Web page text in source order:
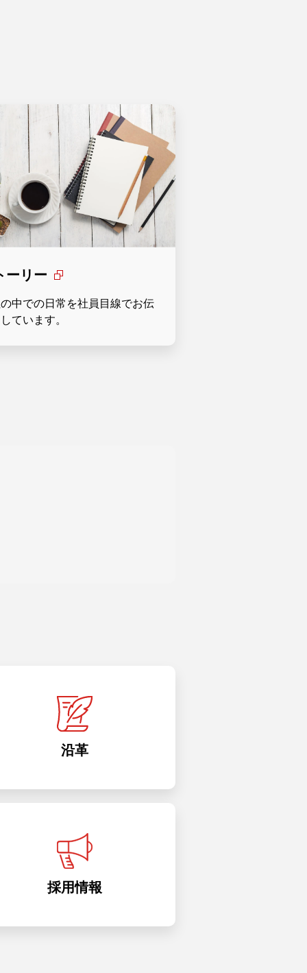
ーリー
中での日常を社員目線でお伝
ています。
沿革
採用情報